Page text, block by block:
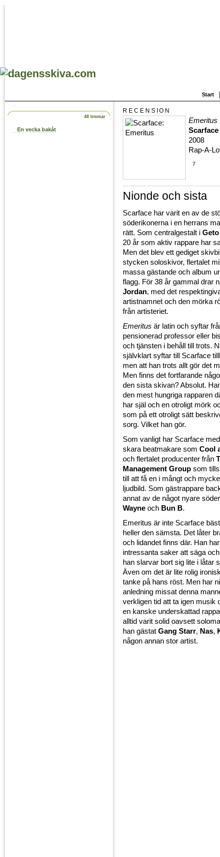
Start
48 timmar
En vecka bakåt
RECENSION
Emeritus
Scarface
2008
Rap-A-
7
Nionde och sista
Scarface har varit en av de
söderikonerna i en herrans
rätt. Som centralgestalt i
20 år som aktiv rappare har
Men det blev ett gediget
stycken soloskivor, flertalet
massa gästande och album
flagg. För 38 år gammal drar
Jordan, med det
artistnamnet och den mörka
från artisteriet.
Emeritus är latin och syftar
pensionerad professor eller
och tjänsten i behåll till trots.
självklart syftar till Scarface
men att han trots allt gör det
Men finns det fortfarande
den sista skivan? Absolut.
den mest hungriga rapparen
har själ och en otroligt mörk
som på ett otroligt sätt
sorg. Vilket han gör.
Som vanligt har Scarface
skara beatmakare som Cool
och flertalet producenter från
Management Group som
till att få en i mångt och
ljudbild. Som gästrappare
annat av de något nyare
Wayne och Bun B.
Emeritus är inte Scarface
heller den sämsta. Det låter
och lidandet finns där. Han
intressanta saker att säga
han slarvar bort sig lite i låtar
Även om det är lite rolig
tanke på hans röst. Men har
anledning missat denna
verkligen tid att ta igen musik
en kanske underskattad
alltid varit solid oavsett
han gästat Gang Starr, Nas,
någon annan stor artist.